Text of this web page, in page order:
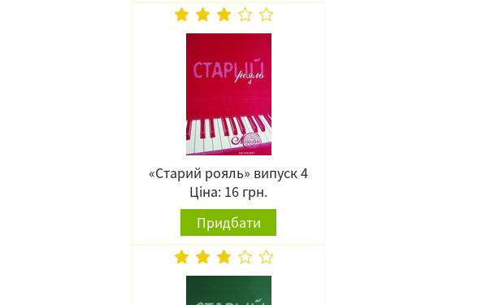
«Старий рояль» випуск 4
Ціна: 16 грн.
Придбати